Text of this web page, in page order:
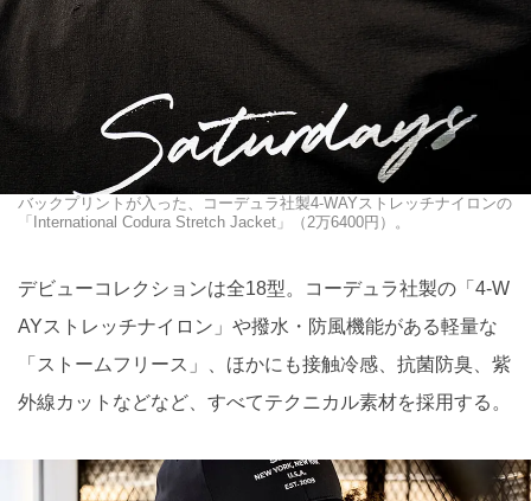
バックプリントが入った、コーデュラ社製4-WAYストレッチナイロンの
「International Codura Stretch Jacket」（2万6400円）。
デビューコレクションは全18型。コーデュラ社製の「4-W
AYストレッチナイロン」や撥水・防風機能がある軽量な
「ストームフリース」、ほかにも接触冷感、抗菌防臭、紫
外線カットなどなど、すべてテクニカル素材を採用する。